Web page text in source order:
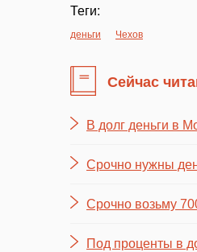
Теги:
деньги Чехов
Сейчас
В долг деньги в
Срочно нужны
Срочно возьму
Под проценты в